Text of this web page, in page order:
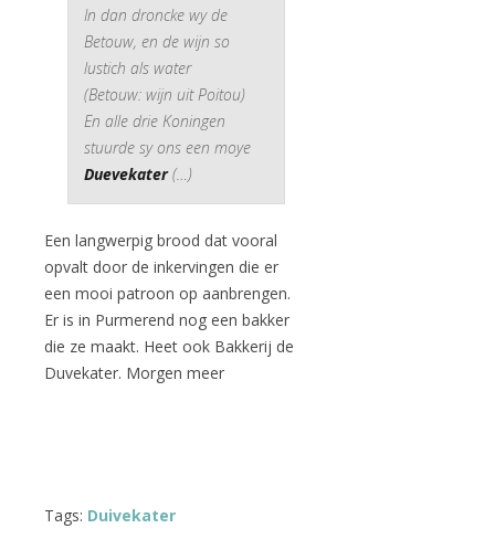
In dan droncke wy de
Betouw, en de wijn so
lustich als water
(Betouw: wijn uit Poitou)
En alle drie Koningen
stuurde sy ons een moye
Duevekater(…)
Een langwerpig brood dat vooral
opvalt door de inkervingen die er
een mooi patroon op aanbrengen.
Er is in Purmerend nog een bakker
die ze maakt. Heet ook Bakkerij de
Duvekater. Morgen meer
Tags: Duivekater